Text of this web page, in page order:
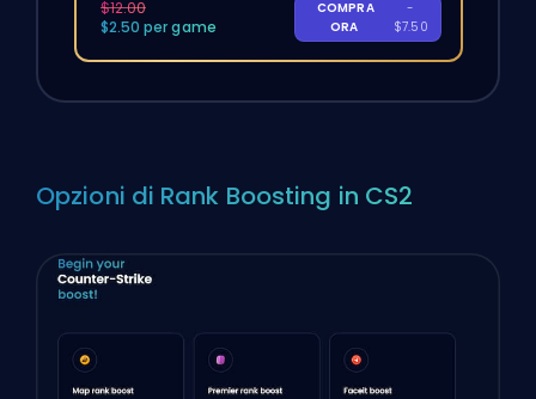
$12.00
$2.50 per game
COMPRA
ORA
-
$7.50
Opzioni di Rank Boosting in CS2